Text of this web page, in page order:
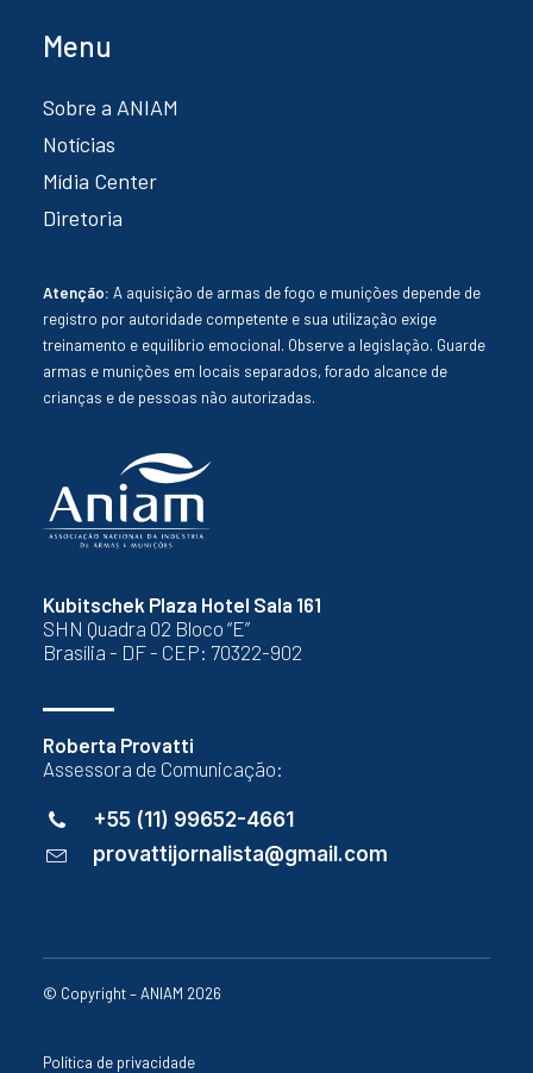
Kubitschek Plaza Hotel Sala 161
SHN Quadra 02 Bloco “E”
Brasília - DF - CEP: 70322-902
Roberta Provatti
Assessora de Comunicação:
+55 (11) 99652-4661
provattijornalista@gmail.com
Menu
Sobre a ANIAM
Notícias
Mídia Center
Diretoria
Atenção: A aquisição de armas de fogo e munições depende de
registro por autoridade competente e sua utilização exige
treinamento e equilíbrio emocional. Observe a legislação. Guarde
armas e munições em locais separados, forado alcance de
crianças e de pessoas não autorizadas.
© Copyright – ANIAM 2026
Política de privacidade